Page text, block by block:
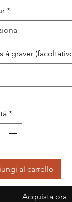
*
à graver
*
al carrello
Acquista ora